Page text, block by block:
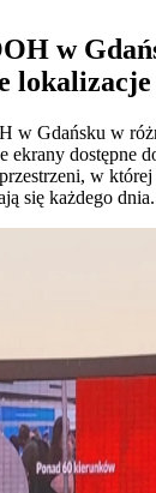
w
lokalizacje
w Gdańsku w
ekrany dostępne
w
się każdego dnia.